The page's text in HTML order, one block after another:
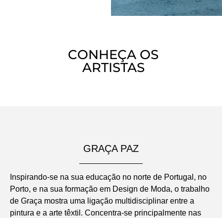
CONHEÇA OS
ARTISTAS
GRAÇA PAZ
Inspirando-se na sua educação no norte de Portugal, no
Porto, e na sua formação em Design de Moda, o trabalho
de Graça mostra uma ligação multidisciplinar entre a
pintura e a arte têxtil. Concentra-se principalmente nas